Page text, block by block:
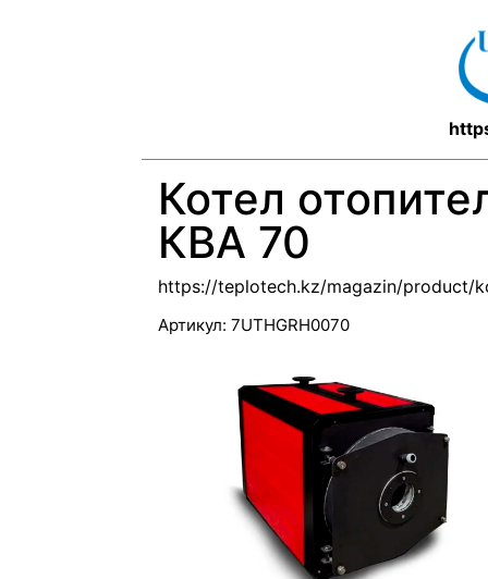
Котел
КВА 70
https://teplotech.kz/magazin/product/
Артикул: 7UTHGRH0070